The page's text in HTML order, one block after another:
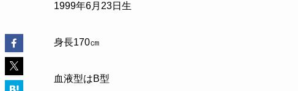
1999年6月23日生
身長170㎝
血液型はB型